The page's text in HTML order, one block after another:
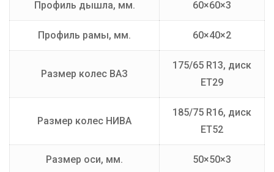
Профиль дышла, мм. 60×60×3
Профиль рамы, мм. 60×40×2
Размер колес ВАЗ
175/65 R13, диск
ET29
Размер колес НИВА
185/75 R16, диск
ET52
Размер оси, мм. 50×50×3